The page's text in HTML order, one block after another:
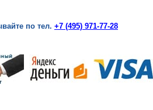
по тел. +7 (495) 971-77-28